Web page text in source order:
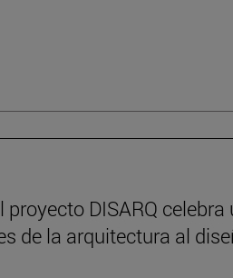
DISARQ celebra
de la arquitectura al